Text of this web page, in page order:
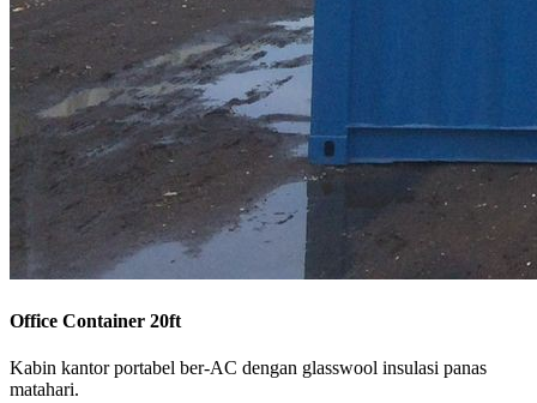
Office Container 20ft
Kabin kantor portabel ber-AC dengan glasswool insulasi panas
matahari.